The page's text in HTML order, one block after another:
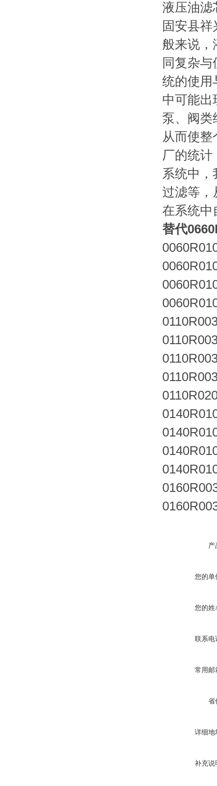
液压油滤
固安县
般来说，
同复杂
统的使用
中可能出
泵、阀类
从而使
厂的统计
系统中
过滤等，
在系统中
替代
产
您的单
您的姓
联系电
常用邮
省
详细地
补充说